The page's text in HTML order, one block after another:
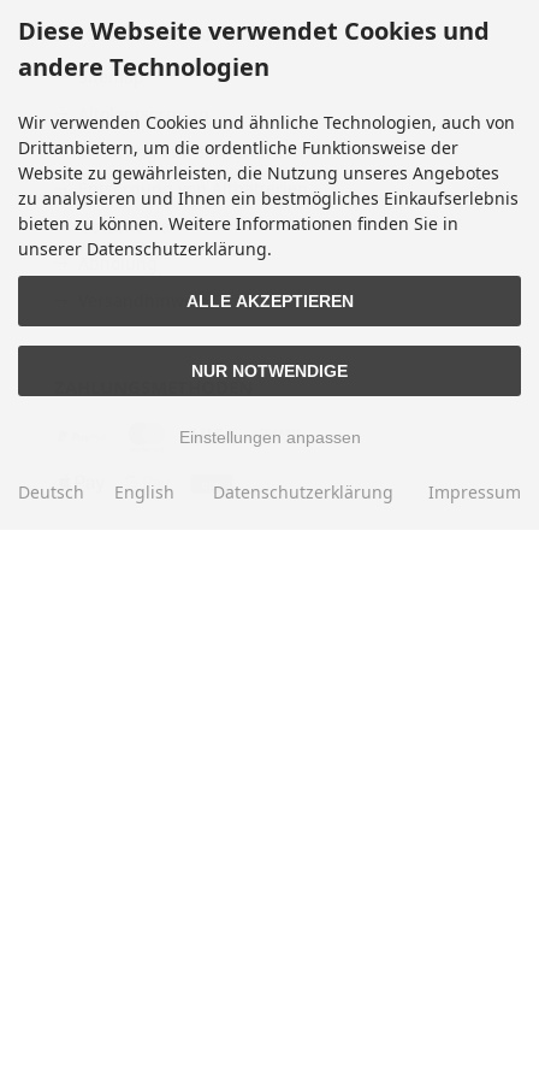
INFORMATIONEN
Sitemap
Altölentsorgung
Erklärung zur Barrierefreiheit
Entsorgung von Altbatterien
Gutscheine
Versandhinweis Checkout
Diese Webseite verwendet Cookies und
andere Technologien
Wir verwenden Cookies und ähnliche Technologien, auch von
Drittanbietern, um die ordentliche Funktionsweise der
Website zu gewährleisten, die Nutzung unseres Angebotes
zu analysieren und Ihnen ein bestmögliches Einkaufserlebnis
bieten zu können. Weitere Informationen finden Sie in
unserer Datenschutzerklärung.
ALLE AKZEPTIEREN
NUR NOTWENDIGE
Einstellungen anpassen
Deutsch English Datenschutzerklärung Impressum